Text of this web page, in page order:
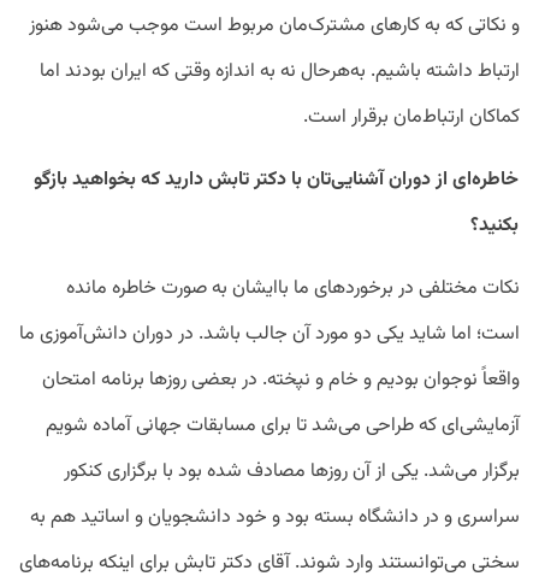
و نکاتی که به کار‌های مشترک‌مان مربوط است موجب می‌شود هنوز
ارتباط داشته باشیم. به‌هرحال نه به اندازه وقتی که ایران بودند اما
کماکان ارتباط‌مان برقرار است.
خاطره‌ای از دوران آشنایی‌تان با دکتر تابش دارید که بخواهید بازگو
بکنید؟
نکات مختلفی در برخورد‌های ما با‌ایشان به صورت خاطره مانده
است؛ اما شاید یکی دو مورد آن جالب باشد. در دوران دانش‌آموزی ما
واقعاً نوجوان بودیم و خام و نپخته. در بعضی روز‌ها برنامه امتحان
آزمایشی‌ای که طراحی می‌شد تا برای مسابقات جهانی آماده شویم
برگزار می‌شد. یکی از آن روز‌ها مصادف شده بود با برگزاری کنکور
سراسری و در دانشگاه بسته بود و خود دانشجویان و اساتید هم به
سختی می‌توانستند وارد شوند. آقای دکتر تابش برای اینکه برنامه‌های